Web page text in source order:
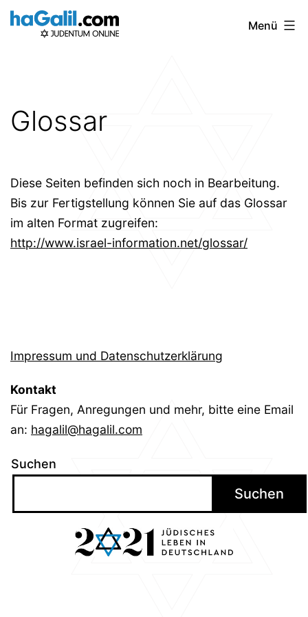
Zum
Inhalt
Menü
Glossar
Diese Seiten befinden sich noch in Bearbeitung.
Bis zur Fertigstellung können Sie auf das Glossar
im alten Format zugreifen:
http://www.israel-information.net/glossar/
Impressum und Datenschutzerklärung
Kontakt
Für Fragen, Anregungen und mehr, bitte eine Email
an: hagalil@hagalil.com
Suchen
Suchen